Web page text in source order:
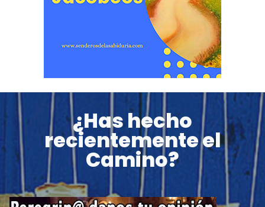
¿Has hecho
recientemente el
Camino?